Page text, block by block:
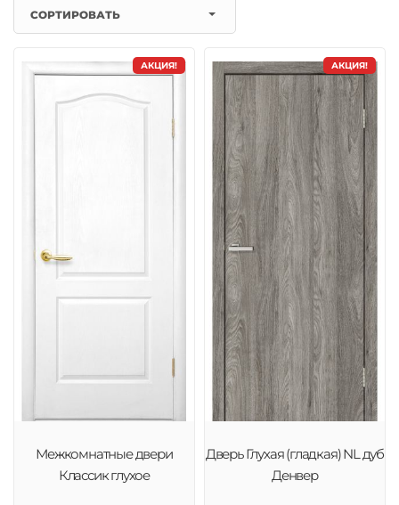
СОРТИРОВАТЬ
АКЦИЯ!
Межкомнатные двери
Классик глухое
АКЦИЯ!
Дверь Глухая (гладкая) NL дуб
Денвер